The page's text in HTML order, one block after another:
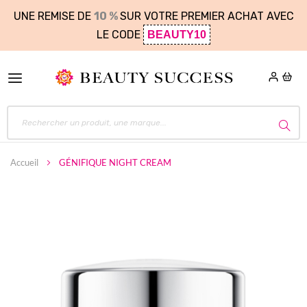
UNE REMISE DE 10 %SUR VOTRE PREMIER ACHAT AVEC
LE CODE
BEAUTY10
Accueil GÉNIFIQUE NIGHT CREAM